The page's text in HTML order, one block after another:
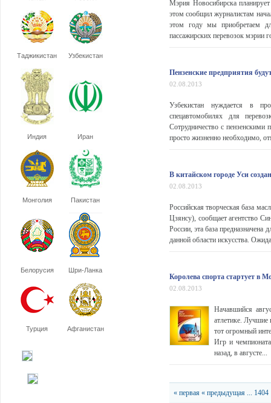
Таджикистан Узбекистан
Индия Иран
Монголия Пакистан
Белорусия Шри-Ланка
Турция Афганистан
Мэрия Новосибирска
этом сообщил журналистам
этом году мы приобретаем
пассажирских перевозок мэрии
Пензенские предприятия
02.08.2013
Узбекистан нуждается в
спецавтомобилях для
Сотрудничество с
просто жизненно необходимо,
В китайском городе Уси
02.08.2013
Российская творческая база
Цзянсу), сообщает агентство
России, эта база предназначена
данной области искусства.
Королева спорта стартует в
02.08.2013
Начавшийся
атлетике. Лучшие
тот огромный
Игр и
назад, в августе...
« первая « предыдущая ... 1404